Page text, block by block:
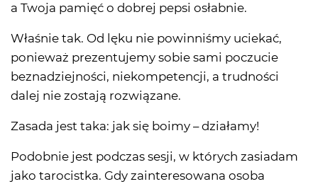
a Twoja pamięć o dobrej pepsi osłabnie.
Właśnie tak. Od lęku nie powinniśmy uciekać,
ponieważ prezentujemy sobie sami poczucie
beznadziejności, niekompetencji, a trudności
dalej nie zostają rozwiązane.
Zasada jest taka: jak się boimy – działamy!
Podobnie jest podczas sesji, w których zasiadam
jako tarocistka. Gdy zainteresowana osoba